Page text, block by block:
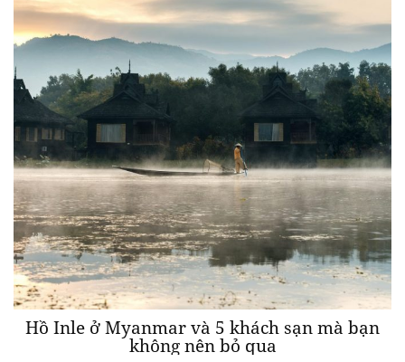
Hồ Inle ở Myanmar và 5 khách sạn mà bạn
không nên bỏ qua